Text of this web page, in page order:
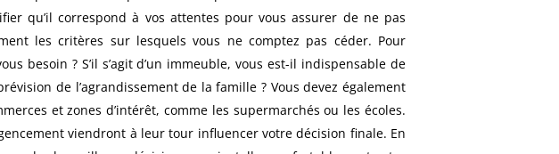
qu’il correspond à vos attentes pour vous assurer de ne pas
les critères sur lesquels vous ne comptez pas céder. Pour
besoin ? S’il s’agit d’un immeuble, vous est-il indispensable de
de l’agrandissement de la famille ? Vous devez également
et zones d’intérêt, comme les supermarchés ou les écoles.
viendront à leur tour influencer votre décision finale. En